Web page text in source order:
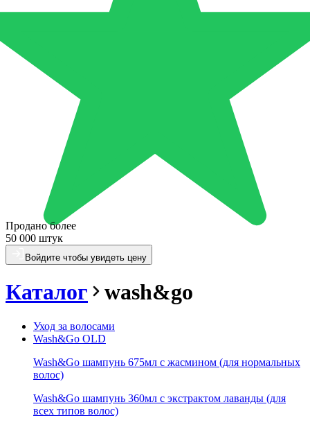
Продано более
50 000 штук
Войдите чтобы увидеть цену
Каталог wash&go
Уход за волосами
Wash&Go OLD
Wash&Go шампунь 675мл с жасмином (для нормальных
волос)
Wash&Go шампунь 360мл с экстрактом лаванды (для
всех типов волос)